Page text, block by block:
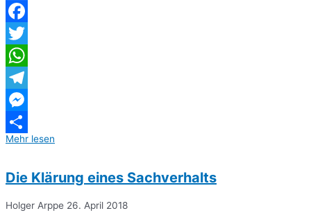
Facebook
Twitter
WhatsApp
Telegram
Messenger
Teilen
Mehr lesen
Die Klärung eines Sachverhalts
Holger Arppe 26. April 2018